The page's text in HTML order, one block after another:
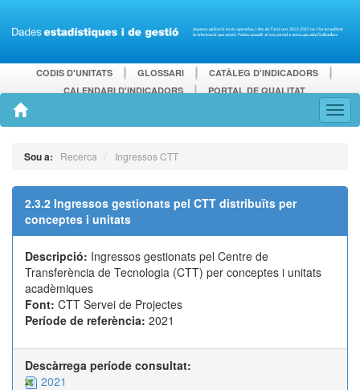
CODIS D'UNITATS GLOSSARI
CATÀLEG D'INDICADORS
CALENDARI D'INDICADORS
PORTAL DE QUALITAT
Sou a: Recerca Ingressos CTT
2.3.2 Ingressos gestionats pel CTT distribuïts per
conceptes i unitats
Descripció: Ingressos gestionats pel Centre de
Transferència de Tecnologia (CTT) per conceptes i unitats
acadèmiques
Font: CTT Servei de Projectes
Període de referència: 2021
Descàrrega període consultat:
2021